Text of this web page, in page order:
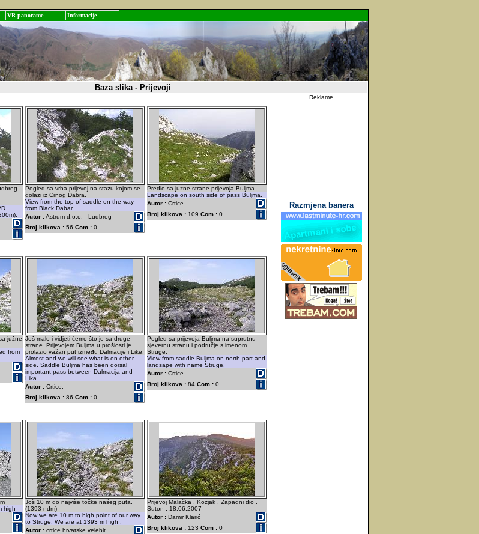
VR panorame Informacije
Baza slika - Prijevoji
Pogled sa vrha prijevoj na stazu kojom se
dolazi iz Crnog Dabra.
View from the top of saddle on the way
from Black Dabar.
Autor :Astrum d.o.o. - Ludbreg
Broj klikova : 56 Com : 0
Predio sa juzne strane prijevoja Buljma.
Landscape on south side of pass Buljma.
Autor : Crtice
Broj klikova : 109 Com : 0
južne
from
Još malo i vidjeti ćemo što je sa druge
strane. Prijevojem Buljma u prošlosti je
prolazio važan put između Dalmacije i Like.
Almost and we will see what is on other
side. Saddle Buljma has been dorsal
important pass between Dalmacija and
Lika.
Autor : Crtice.
Broj klikova : 86 Com : 0
Pogled sa prijevoja Buljma na suprutnu
sjevernu stranu i područje s imenom
Struge.
View from saddle Buljma on north part and
landsape with name Struge.
Autor : Crtice
Broj klikova : 84 Com : 0
high
Još 10 m do najviše točke našeg puta.
(1393 ndm)
Now we are 10 m to high point of our way
to Struge. We are at 1393 m high .
Autor : crtice hrvatske velebit
Prijevoj Malačka . Kozjak . Zapadni dio .
Suton . 18.06.2007
Autor : Damir Klarić
Broj klikova : 123 Com : 0
Reklame
Razmjena banera